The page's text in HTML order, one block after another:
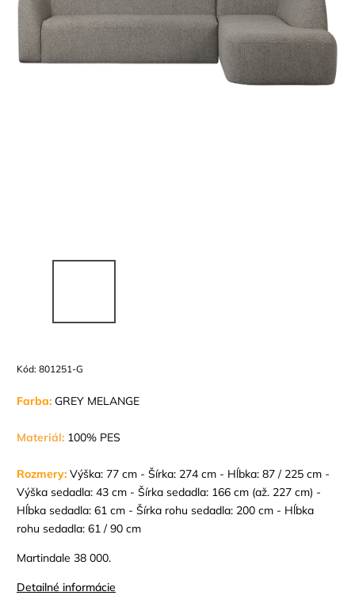
Kód: 801251-G
Farba: GREY MELANGE
Materiál: 100% PES
Rozmery: Výška: 77 cm - Šírka: 274 cm - Hĺbka: 87 / 225 cm -
Výška sedadla: 43 cm - Šírka sedadla: 166 cm (až. 227 cm) -
Hĺbka sedadla: 61 cm - Šírka rohu sedadla: 200 cm - Hĺbka
rohu sedadla: 61 / 90 cm
Martindale 38 000.
Detailné informácie